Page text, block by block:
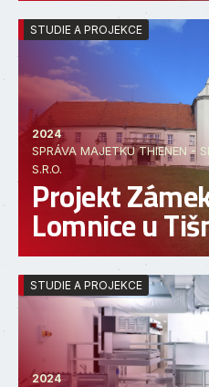
STUDIE A PROJEKCE
2024
SPRÁVA MAJETKU THIENEN -
S.R.O.
Projekt
Lomnice u
STUDIE A PROJEKCE
2024